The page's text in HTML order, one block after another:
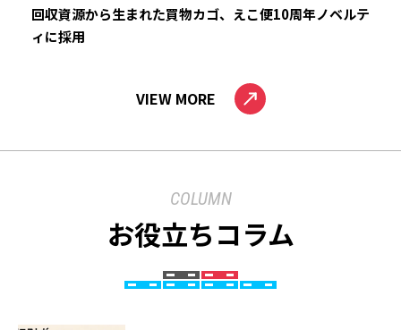
回収資源から生まれた買物カゴ、えこ便10周年ノベルテ
ィに採用
VIEW MORE
COLUMN
お役立ちコラム